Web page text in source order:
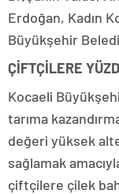
Erdoğan, Kadın
Büyükşehir
ÇİFTÇİLERE
Kocaeli
tarıma
değeri yüksek
sağlamak
çiftçilere çilek